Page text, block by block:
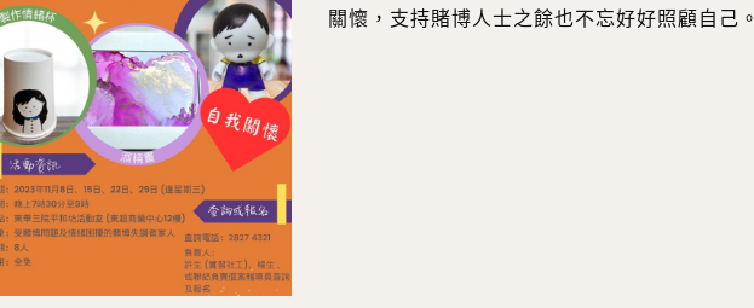
關懷，支持賭博人士之餘也不忘好好照顧自己